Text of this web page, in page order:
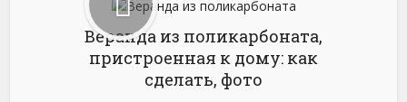
Веранда из поликарбоната,
пристроенная к дому: как
сделать, фото